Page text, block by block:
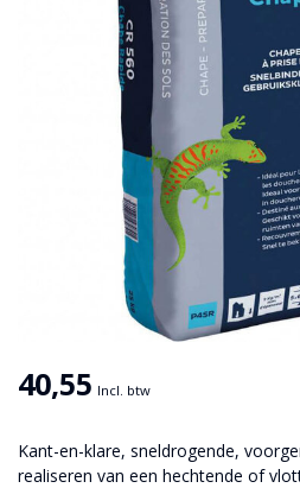
40,55 Incl. btw
Kant-en-klare, sneldrogende,
realiseren van een hechtende of